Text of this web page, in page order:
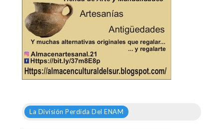
La División Perdida Del ENAM